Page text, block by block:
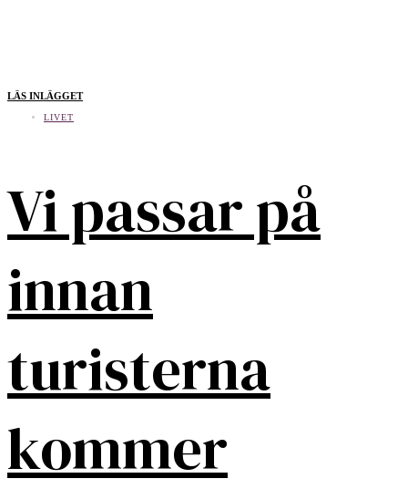
LÄS INLÄGGET
LIVET
Vi passar på
innan
turisterna
kommer